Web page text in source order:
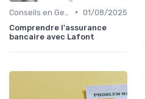
• 01/08/2025
Comprendre l'assurance
bancaire avec Lafont